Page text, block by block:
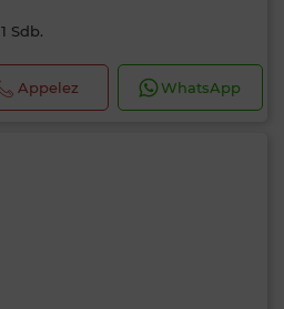
1 Sdb.
Appelez WhatsApp